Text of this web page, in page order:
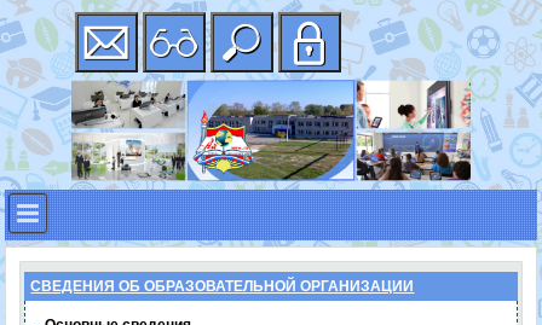
СВЕДЕНИЯ ОБ ОБРАЗОВАТЕЛЬНОЙ ОРГАНИЗАЦИИ